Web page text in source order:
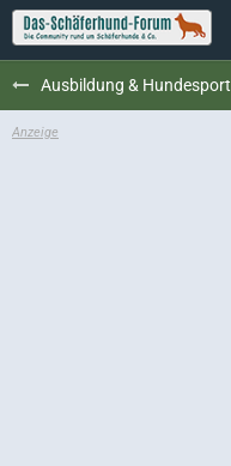
Ausbildung & Hundesport